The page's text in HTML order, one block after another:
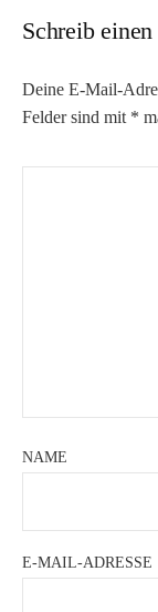
Schreib
Deine E-Mail-
Felder sind mit *
NAME
E-MAIL-ADRESSE